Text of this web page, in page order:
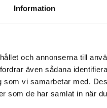
Information
och annonserna till
även sådana
vi samarbetar med.
som de har samlat in när